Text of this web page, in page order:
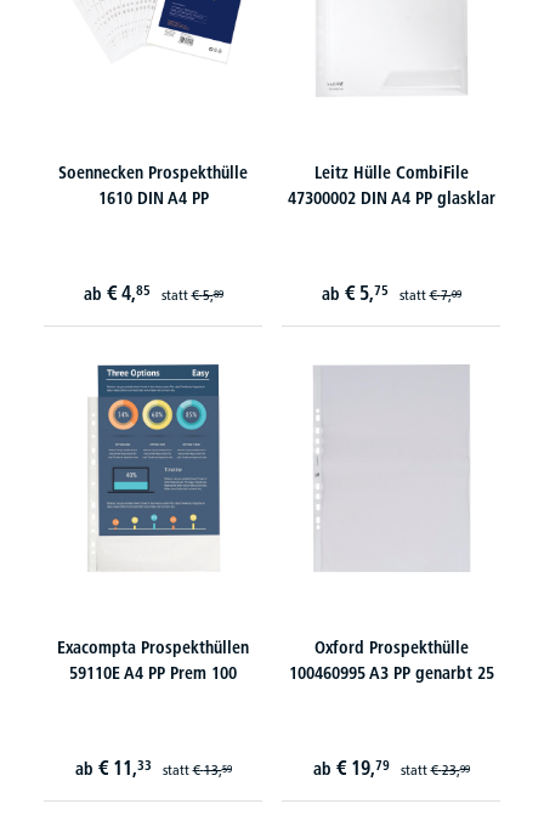
Soennecken Prospekthülle
1610 DIN A4 PP
ab € 4,85 statt€ 5,89
Leitz Hülle CombiFile
47300002 DIN A4 PP glasklar
ab € 5,75 statt€ 7,09
Exacompta Prospekthüllen
59110E A4 PP Prem 100
ab € 11,33 statt€ 13,59
Oxford Prospekthülle
100460995 A3 PP genarbt 25
ab € 19,79 statt€ 23,99